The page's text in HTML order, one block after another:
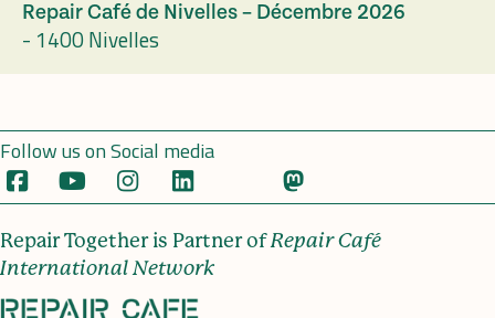
Repair Café de Nivelles – Décembre 2026
- 1400 Nivelles
Follow us on Social media
Repair Together is Partner ofRepair Café
International Network